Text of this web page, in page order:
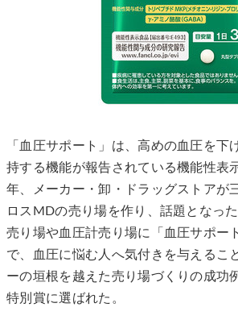
「血圧サポート」は、高めの血圧を下
持する機能が報告されている機能性表
年、メーカー・卸・ドラッグストアが
ロスMDの売り場を作り、話題となっ
売り場や血圧計売り場に「血圧サポー
で、血圧に悩む人へ気付きを与えるこ
ーの垣根を越えた売り場づくりの成功
特別賞に選ばれた。